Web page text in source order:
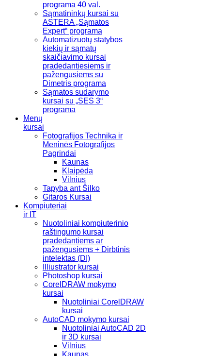
programa 40 val.
Sąmatininkų kursai su
ASTERA „Sąmatos
Expert“ programa
Automatizuotų statybos
kiekių ir sąmatų
skaičiavimo kursai
pradedantiesiems ir
pažengusiems su
Dimetris programa
Sąmatos sudarymo
kursai su „SES 3“
programa
Menų
kursai
Fotografijos Technika ir
Meninės Fotografijos
Pagrindai
Kaunas
Klaipėda
Vilnius
Tapyba ant Šilko
Gitaros Kursai
Kompiuteriai
ir IT
Nuotoliniai kompiuterinio
raštingumo kursai
pradedantiems ar
pažengusiems + Dirbtinis
intelektas (DI)
Illiustrator kursai
Photoshop kursai
CorelDRAW mokymo
kursai
Nuotoliniai CorelDRAW
kursai
AutoCAD mokymo kursai
Nuotoliniai AutoCAD 2D
ir 3D kursai
Vilnius